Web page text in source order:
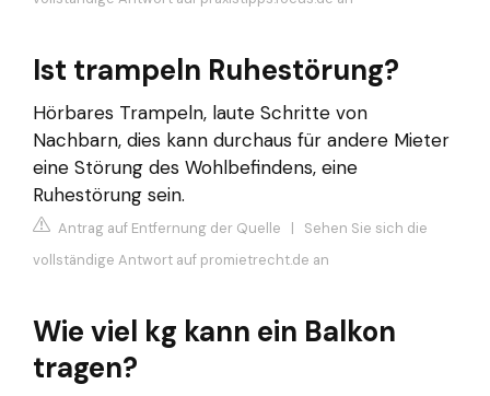
Ist trampeln Ruhestörung?
Hörbares Trampeln, laute Schritte von
Nachbarn, dies kann durchaus für andere Mieter
eine Störung des Wohlbefindens, eine
Ruhestörung sein.
Antrag auf Entfernung der Quelle | Sehen Sie sich die
vollständige Antwort auf promietrecht.de an
Wie viel kg kann ein Balkon
tragen?